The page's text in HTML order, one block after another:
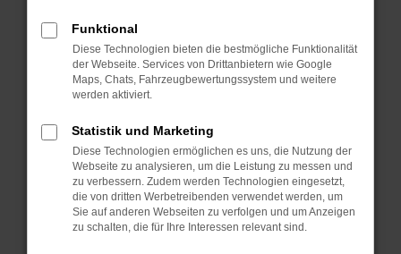
Fenster?
Starte dein Gerät neu.
Das kann manchmal helfen, vorübergehende
Probleme zu beheben.
Betriebssystem auf dem neuesten Stand
sind.
Veraltete Software birgt nicht nur ein
Sicherheitsrisiko, sondern kann auch dazu
führen, dass bestimmte Funktionen nicht mehr
unterstützt werden.
Funktional
Diese Technologien bieten die bestmögliche Funktionalität
der Webseite. Services von Drittanbietern wie Google
Maps, Chats, Fahrzeugbewertungssystem und weitere
werden aktiviert.
Statistik und Marketing
Diese Technologien ermöglichen es uns, die Nutzung der
Webseite zu analysieren, um die Leistung zu messen und
zu verbessern. Zudem werden Technologien eingesetzt,
die von dritten Werbetreibenden verwendet werden, um
Sie auf anderen Webseiten zu verfolgen und um Anzeigen
zu schalten, die für Ihre Interessen relevant sind.